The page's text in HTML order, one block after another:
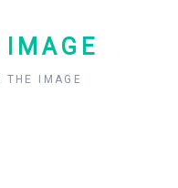
IMAGE
THE IMAGE